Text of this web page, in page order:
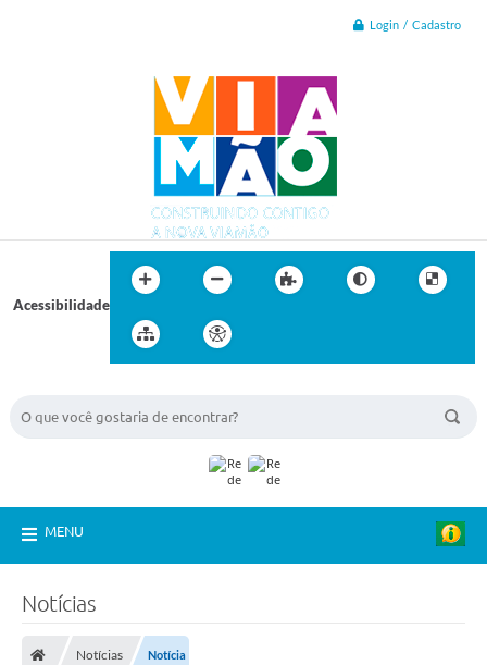
Login / Cadastro
Acessibilidade
MENU
Notícias
Notícias Notícia